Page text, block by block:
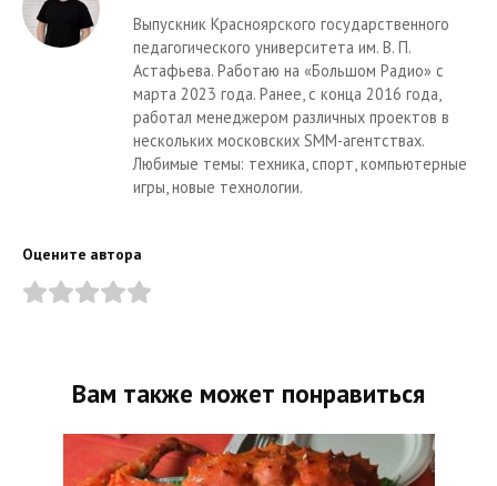
Выпускник Красноярского государственного
педагогического университета им. В. П.
Астафьева. Работаю на «Большом Радио» с
марта 2023 года. Ранее, с конца 2016 года,
работал менеджером различных проектов в
нескольких московских SMM-агентствах.
Любимые темы: техника, спорт, компьютерные
игры, новые технологии.
Оцените автора
Вам также может понравиться